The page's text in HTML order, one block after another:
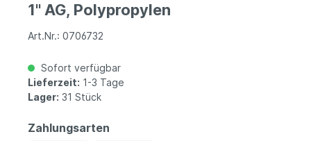
1" AG, Polypropylen
Art.Nr.: 0706732
Sofort verfügbar
Lieferzeit: 1-3 Tage
Lager: 31 Stück
Zahlungsarten